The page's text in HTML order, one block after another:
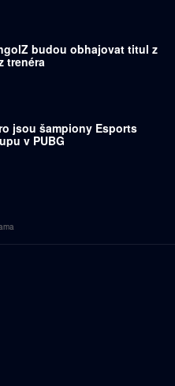
budou obhajovat titul z
trenéra
jsou šampiony Esports
v PUBG